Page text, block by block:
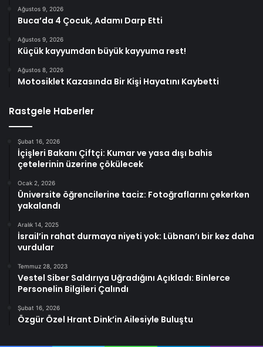
Ağustos 9, 2026
Buca’da 4 Çocuk, Adamı Darp Etti
Ağustos 9, 2026
Küçük kayyumdan büyük kayyuma rest!
Ağustos 8, 2026
Motosiklet Kazasında Bir Kişi Hayatını Kaybetti
Rastgele Haberler
Şubat 16, 2026
İçişleri Bakanı Çiftçi: Kumar ve yasa dışı bahis
çetelerinin üzerine çökülecek
Ocak 2, 2026
Üniversite öğrencilerine taciz: Fotoğraflarını çekerken
yakalandı
Aralık 14, 2025
İsrail’in rahat durmaya niyeti yok: Lübnan’ı bir kez daha
vurdular
Temmuz 28, 2023
Vestel Siber Saldırıya Uğradığını Açıkladı: Binlerce
Personelin Bilgileri Çalındı
Şubat 16, 2026
Özgür Özel Hrant Dink’in Ailesiyle Buluştu